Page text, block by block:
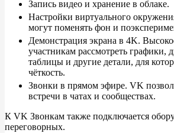
Запись видео и хранение в облаке.
Настройки виртуального
могут поменять фон и
Демонстрация экрана в 4K.
участникам рассмотреть графики,
таблицы и другие детали, для
чёткость.
Звонки в прямом эфире. VK
встречи в чатах и сообществах.
К VK Звонкам также подключается
переговорных.